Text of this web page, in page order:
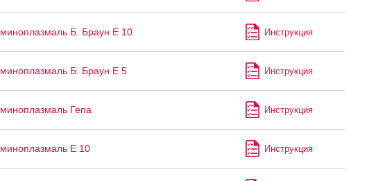
Б. Браун Е 10 Инструкция
Б. Браун Е 5 Инструкция
Гепа Инструкция
Е 10 Инструкция